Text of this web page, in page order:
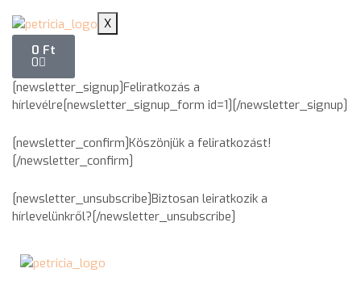
X
0 Ft
0
[newsletter_signup]Feliratkozás a
hírlevélre[newsletter_signup_form id=1][/newsletter_signup]
[newsletter_confirm]Köszönjük a feliratkozást!
[/newsletter_confirm]
[newsletter_unsubscribe]Biztosan leiratkozik a
hírlevelünkről?[/newsletter_unsubscribe]